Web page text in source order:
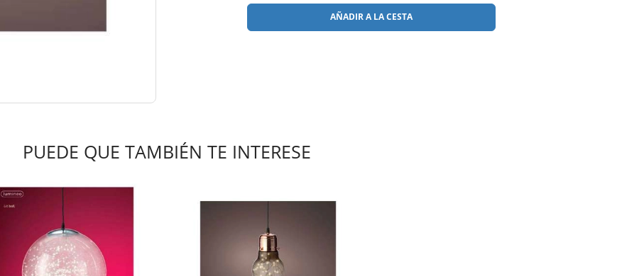
AÑADIR A LA CESTA
PUEDE QUE TAMBIÉN TE INTERESE